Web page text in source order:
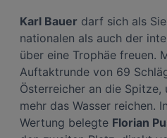
Karl Bauer darf sich als
nationalen als auch der
über eine Trophäe freuen.
Auftaktrunde von 69
Österreicher an die Spitze,
mehr das Wasser reichen.
Wertung belegte Florian
und der Performance von Inhalten,
und Verbesserung von Angeboten.
Liste der Partner (Lieferanten)